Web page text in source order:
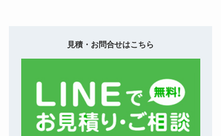
見積・お問合せはこちら